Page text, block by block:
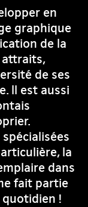
en
graphique
de la
attraits,
de ses
Il est aussi
la
dans
fait partie
!